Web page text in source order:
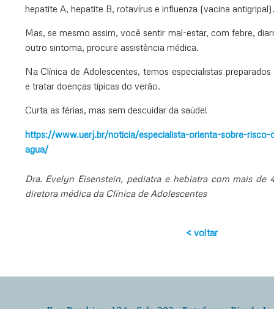
hepatite A, hepatite B, rotavírus e influenza (vacina antigripal).
Mas, se mesmo assim, você sentir mal-estar, com febre,
outro sintoma, procure assistência médica.
Na Clínica de Adolescentes, temos especialistas
e tratar doenças típicas do verão.
Curta as férias, mas sem descuidar da saúde!
https://www.uerj.br/noticia/especialista-orienta-sobre-risco-
agua/
Dra. Evelyn Eisenstein, pediatra e hebiatra com mais de
diretora médica da Clínica de Adolescentes
< voltar